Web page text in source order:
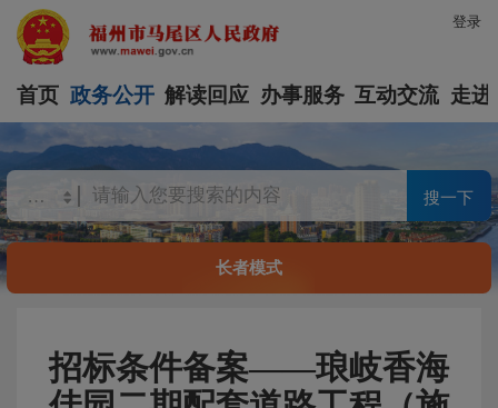
登录
首页 政务公开 解读回应 办事服务 互动交流 走进
搜一下
长者模式
招标条件备案——琅岐香海